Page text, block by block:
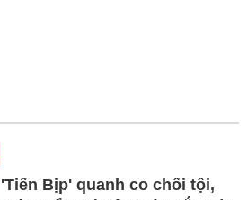
'Tiến Bịp' quanh co chối tội,